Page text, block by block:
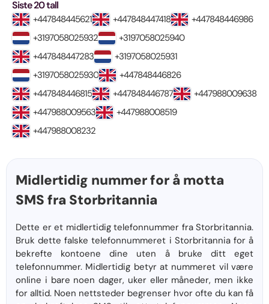
Siste 20 tall
+447848445621 +447848447418
+447848446986
+3197058025932
+3197058025940
+447848447283
+3197058025931
+3197058025930
+447848446826
+447848446815
+447848446787
+447988009638
+447988009563
+447988008519
+447988008232
Midlertidig nummer for å motta
SMS fra Storbritannia
Dette er et midlertidig telefonnummer fra Storbritannia.
Bruk dette falske telefonnummeret i Storbritannia for å
bekrefte kontoene dine uten å bruke ditt eget
telefonnummer. Midlertidig betyr at nummeret vil være
online i bare noen dager, uker eller måneder, men ikke
for alltid. Noen nettsteder begrenser hvor ofte du kan få